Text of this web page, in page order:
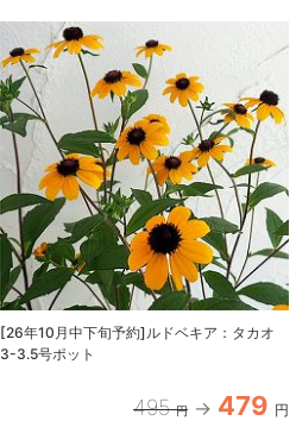
[26年10月中下旬予約]ルドベキア：タカオ
3-3.5号ポット
495 円 479 円